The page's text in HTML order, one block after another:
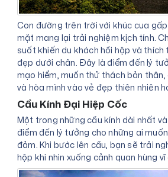
Con đường trên trời với khúc cua
mặt mang lại trải nghiệm kịch tính.
suốt khiến du khách hồi hộp và thích
đẹp dưới chân. Đây là điểm đến lý
mạo hiểm, muốn thử thách bản
và hòa mình vào vẻ đẹp thiên nhiên
Cầu Kính Đại Hiệp Cốc
Một trong những cầu kính dài nhất
điểm đến lý tưởng cho những ai
đảm. Khi bước lên cầu, bạn sẽ trải
hộp khi nhìn xuống cảnh quan hùng